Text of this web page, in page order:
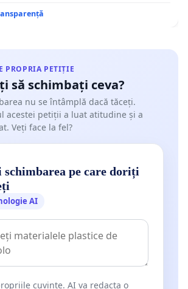
PROPRIA PETIȚIE
să schimbați ceva?
nu se întâmplă dacă tăceți.
acestei petiții a luat atitudine și a
Veți face la fel?
schimbarea pe care doriți
AI
cuvinte. AI va redacta o